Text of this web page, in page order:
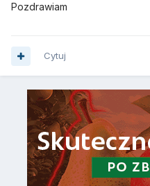
Pozdrawiam
Cytuj